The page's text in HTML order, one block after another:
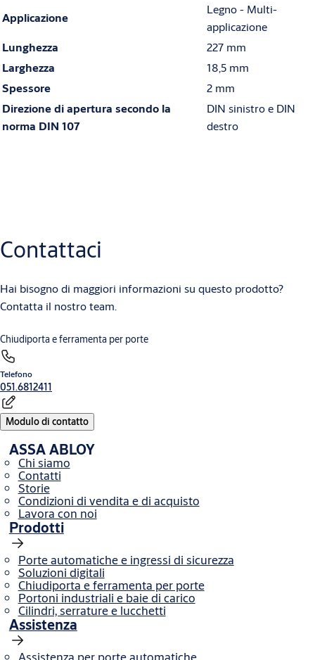
Applicazione
Legno - Multi-
applicazione
Lunghezza
227 mm
Larghezza
18,5 mm
Spessore
2 mm
Direzione di apertura secondo la
norma DIN 107
DIN sinistro e DIN
destro
Disegni tecnici
-------502xx-04.eps
Contattaci
Hai bisogno di maggiori informazioni su questo prodotto?
Contatta il nostro team.
Chiudiporta e ferramenta per porte
Telefono
051.6812411
Modulo di contatto
ASSA ABLOY
Chi siamo
Contatti
Storie
Condizioni di vendita e di acquisto
Lavora con noi
Prodotti
Porte automatiche e ingressi di sicurezza
Soluzioni digitali
Chiudiporta e ferramenta per porte
Portoni industriali e baie di carico
Cilindri, serrature e lucchetti
Assistenza